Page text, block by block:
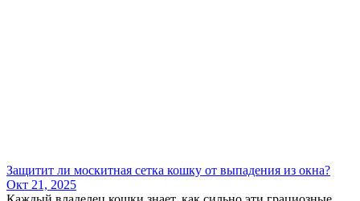
Защитит ли москитная сетка кошку от выпадения из окна?
Окт 21, 2025